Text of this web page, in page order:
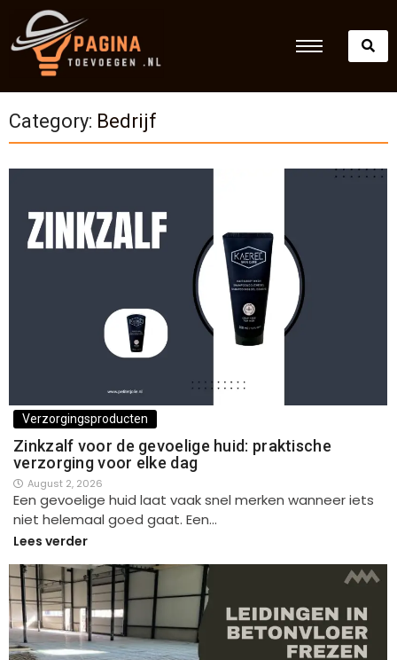
Category: Bedrijf
Verzorgingsproducten
Zinkzalf voor de gevoelige huid: praktische
verzorging voor elke dag
August 2, 2026
Een gevoelige huid laat vaak snel merken wanneer iets
niet helemaal goed gaat. Een…
Lees verder